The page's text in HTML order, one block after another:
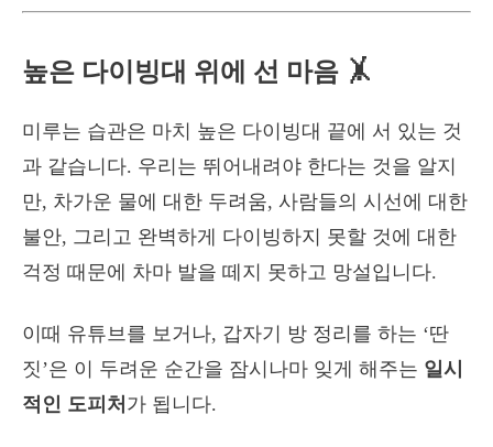
높은 다이빙대 위에 선 마음 🤸
미루는 습관은 마치 높은 다이빙대 끝에 서 있는 것
과 같습니다. 우리는 뛰어내려야 한다는 것을 알지
만, 차가운 물에 대한 두려움, 사람들의 시선에 대한
불안, 그리고 완벽하게 다이빙하지 못할 것에 대한
걱정 때문에 차마 발을 떼지 못하고 망설입니다.
이때 유튜브를 보거나, 갑자기 방 정리를 하는 ‘딴
짓’은 이 두려운 순간을 잠시나마 잊게 해주는 일시
적인 도피처 가 됩니다.